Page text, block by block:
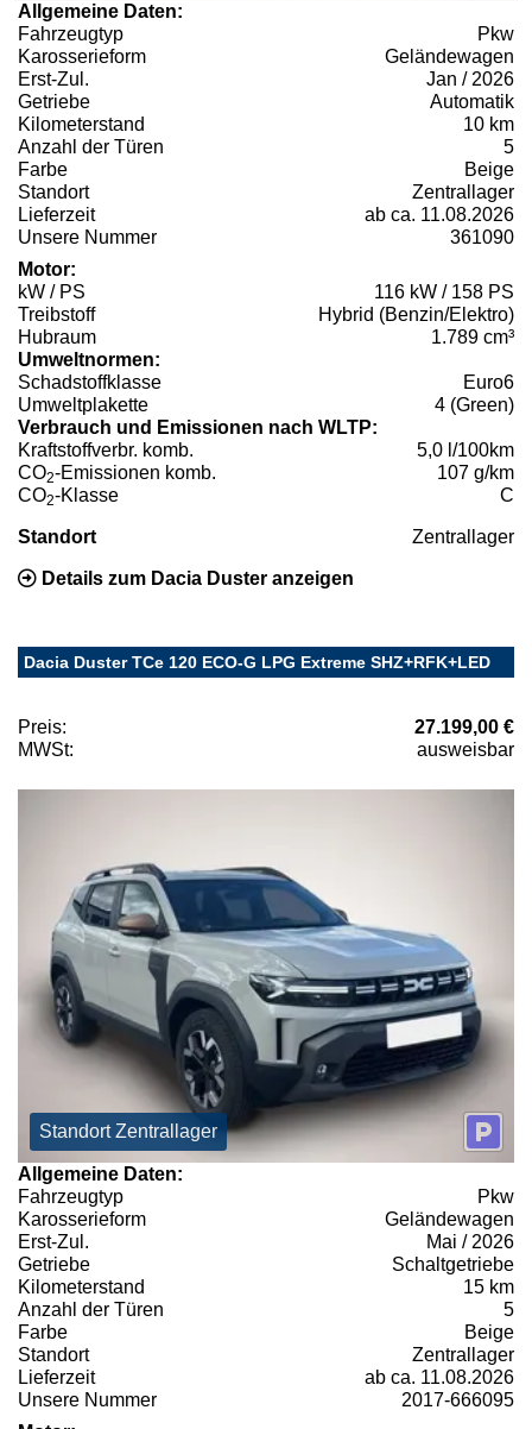
Allgemeine Daten:
Fahrzeugtyp
Pkw
Karosserieform
Geländewagen
Erst-Zul.
Jan / 2026
Getriebe
Automatik
Kilometerstand
10 km
Anzahl der Türen
5
Farbe
Beige
Standort
Zentrallager
Lieferzeit
ab ca. 11.08.2026
Unsere Nummer
361090
Motor:
kW / PS
116 kW / 158 PS
Treibstoff
Hybrid (Benzin/Elektro)
Hubraum
1.789 cm³
Umweltnormen:
Schadstoffklasse
Euro6
Umweltplakette
4 (Green)
Verbrauch und Emissionen nach WLTP:
Kraftstoffverbr. komb.
5,0 l/100km
CO2-Emissionen komb.
107 g/km
CO2-Klasse C
Standort Zentrallager
Details zum Dacia Duster anzeigen
Dacia Duster TCe 120 ECO-G LPG Extreme SHZ+RFK+LED
Preis:
27.199,00 €
MWSt:
ausweisbar
Standort Zentrallager
Allgemeine Daten:
Fahrzeugtyp
Pkw
Karosserieform
Geländewagen
Erst-Zul.
Mai / 2026
Getriebe
Schaltgetriebe
Kilometerstand
15 km
Anzahl der Türen
5
Farbe
Beige
Standort
Zentrallager
Lieferzeit
ab ca. 11.08.2026
Unsere Nummer
2017-666095